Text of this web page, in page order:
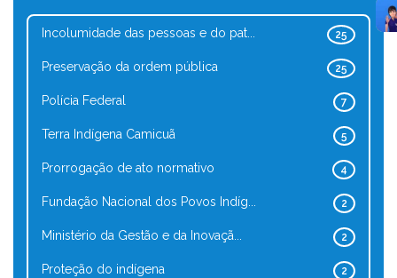
25
Incolumidade das pessoas e do pat...
25
Preservação da ordem pública
7
Polícia Federal
5
Terra Indígena Camicuã
4
Prorrogação de ato normativo
2
Fundação Nacional dos Povos Indíg...
2
Ministério da Gestão e da Inovaçã...
2
Proteção do indígena